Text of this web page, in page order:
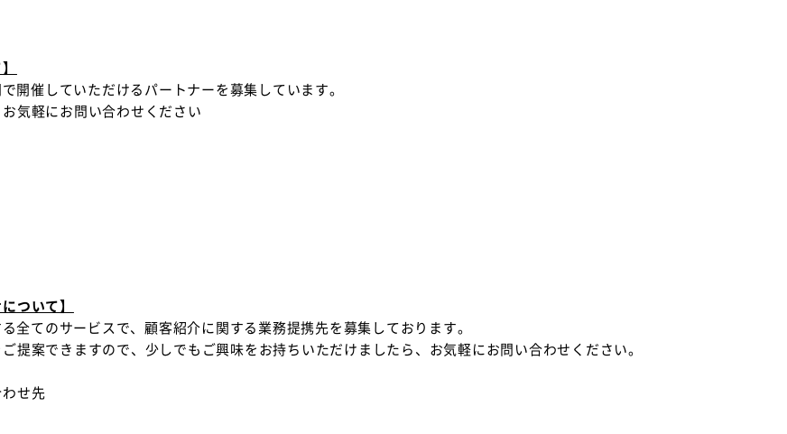
開催していただけるパートナーを募集しています。
気軽にお問い合わせください
ついて】
全てのサービスで、顧客紹介に関する業務提携先を募集しております。
提案できますので、少しでもご興味をお持ちいただけましたら、お気軽にお問い合わせください。
せ先